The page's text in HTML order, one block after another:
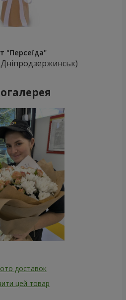
"Персеїда"
доставок
цей товар